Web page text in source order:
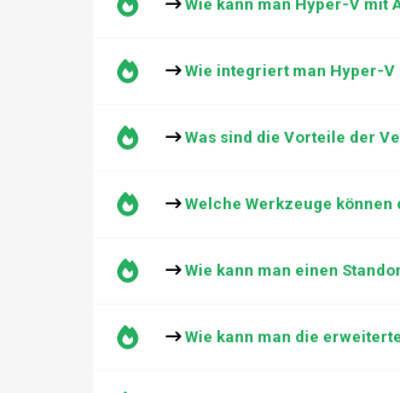
Wie kann man Hyper-V mit
Wie integriert man Hyper-
Was sind die Vorteile der
Welche Werkzeuge
Wie kann man einen
Wie kann man die